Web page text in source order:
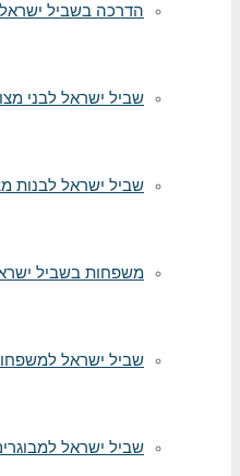
הדרכה בשביל ישראל
שביל ישראל לבני
שביל ישראל לבנות
משפחות בשביל
שביל ישראל
שביל ישראל